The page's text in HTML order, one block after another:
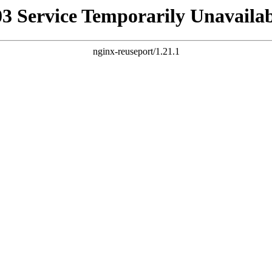
Service Temporarily
nginx-reuseport/1.21.1